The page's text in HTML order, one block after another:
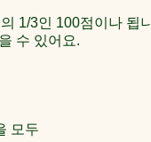
1/3인 100점이나 됩
수 있어요.
모두